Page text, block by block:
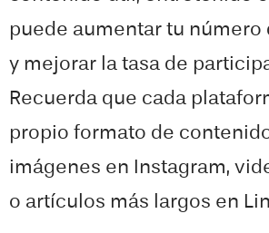
puede aumentar tu número
y mejorar la tasa de
Recuerda que cada
propio formato de
imágenes en Instagram,
o artículos más largos en